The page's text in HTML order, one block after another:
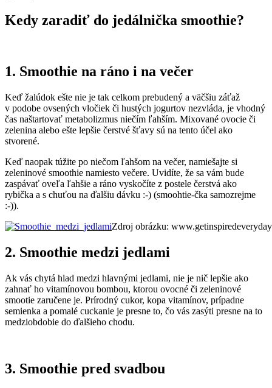
Kedy zaradiť do jedálnička smoothie?
1. Smoothie na ráno i na večer
Keď žalúdok ešte nie je tak celkom prebudený a väčšiu záťaž
v podobe ovsených vločiek či hustých jogurtov nezvláda, je vhodný
čas naštartovať metabolizmus niečím ľahším. Mixované ovocie či
zelenina alebo ešte lepšie čerstvé šťavy sú na tento účel ako
stvorené.
Keď naopak túžite po niečom ľahšom na večer, namiešajte si
zeleninové smoothie namiesto večere. Uvidíte, že sa vám bude
zaspávať oveľa ľahšie a ráno vyskočíte z postele čerstvá ako
rybička a s chuťou na ďalšiu dávku :-) (smoohtie-čka samozrejme
:-)).
Zdroj obrázku:
2. Smoothie medzi jedlami
Ak vás chytá hlad medzi hlavnými jedlami, nie je nič lepšie ako
zahnať ho vitamínovou bombou, ktorou ovocné či zeleninové
smootie zaručene je. Prírodný cukor, kopa vitamínov, prípadne
semienka a pomalé cuckanie je presne to, čo vás zasýti presne na to
medziobdobie do ďalšieho chodu.
3. Smoothie pred svadbou